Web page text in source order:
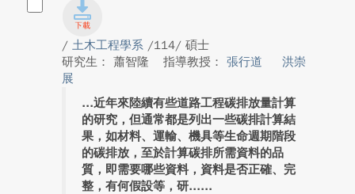
/ 土木工程學系 /114/ 碩士
研究生： 蕭智隆
指導教授： 張行道
洪崇
展
近年來陸續有些道路工程碳排放量計算
的研究，但通常都是列出一些碳排計算結
果，如材料、運輸、機具等生命週期階段
的碳排放，至於計算碳排所需資料的品
質，即需要哪些資料，資料是否正確、完
整，有何假設等，研...